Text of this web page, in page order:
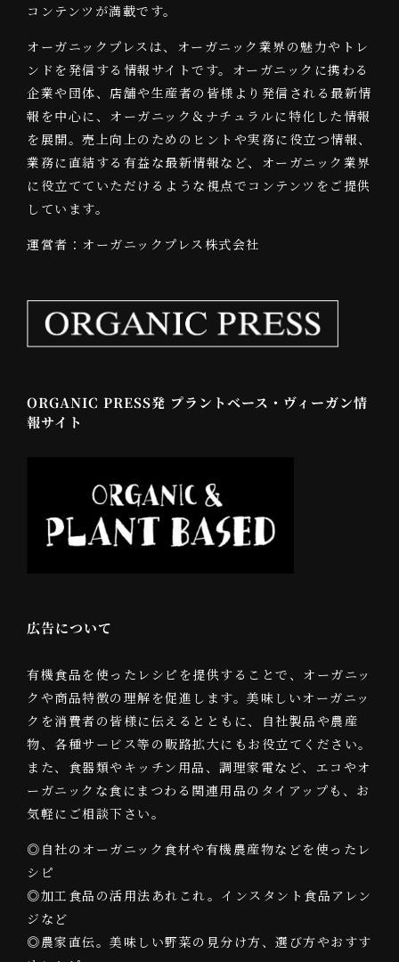
コンテンツが満載です。
オーガニックプレスは、オーガニック業界の魅力やトレ
ンドを発信する情報サイトです。オーガニックに携わる
企業や団体、店舗や生産者の皆様より発信される最新情
報を中心に、オーガニック＆ナチュラルに特化した情報
を展開。売上向上のためのヒントや実務に役立つ情報、
業務に直結する有益な最新情報など、オーガニック業界
に役立てていただけるような視点でコンテンツをご提供
しています。
運営者：オーガニックプレス株式会社
ORGANIC PRESS発 プラントベース・ヴィーガン情
報サイト
広告について
有機食品を使ったレシピを提供することで、オーガニッ
クや商品特徴の理解を促進します。美味しいオーガニッ
クを消費者の皆様に伝えるとともに、自社製品や農産
物、各種サービス等の販路拡大にもお役立てください。
また、食器類やキッチン用品、調理家電など、エコやオ
ーガニックな食にまつわる関連用品のタイアップも、お
気軽にご相談下さい。
◎自社のオーガニック食材や有機農産物などを使ったレ
シピ
◎加工食品の活用法あれこれ。インスタント食品アレン
ジなど
◎農家直伝。美味しい野菜の見分け方、選び方やおすす